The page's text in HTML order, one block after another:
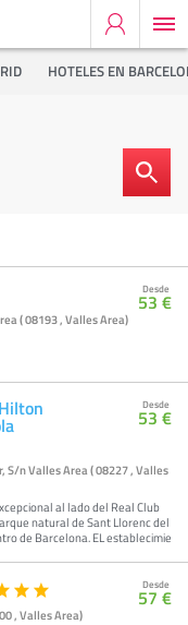
HOTELES EN
( 08193 , Valles Area)
Desde
53 €
S/n Valles Area ( 08227 , Valles
al lado del Real Club
natural de Sant Llorenc del
de Barcelona. EL establecimie
Desde
53 €
, Valles Area)
Desde
57 €